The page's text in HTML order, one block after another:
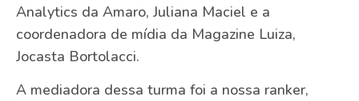
Analytics da Amaro, Juliana Maciel e a
coordenadora de mídia da Magazine Luiza,
Jocasta Bortolacci.
A mediadora dessa turma foi a nossa ranker,